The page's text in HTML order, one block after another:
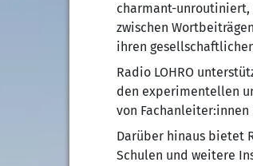
charmant-
zwischen
ihren
Radio LOHRO
den experimentellen
von
Darüber hinaus bietet
Schulen und weitere